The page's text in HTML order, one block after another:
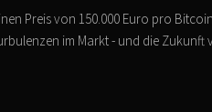
Preis von 150.000 Euro pro
im Markt - und die Zukunft